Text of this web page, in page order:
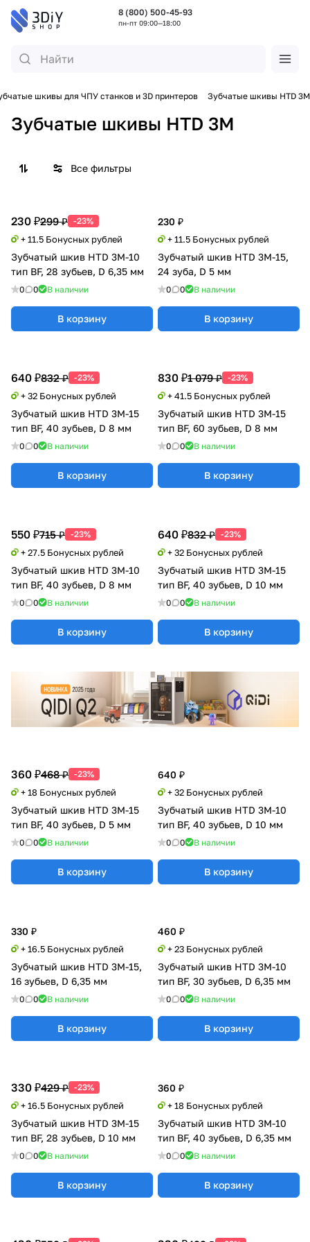
8 (800) 500-45-93
пн-пт 09:00—18:00
шкивы для ЧПУ станков и 3D принтеров Зубчатые шкивы HTD 3M
Зубчатые шкивы HTD 3M
Все фильтры
230 ₽299 ₽ -23%
+ 11.5 Бонусных рублей
Зубчатый шкив HTD 3M-10
тип BF, 28 зубьев, D 6,35 мм
0 0 В наличии
В корзину
230 ₽
+ 11.5 Бонусных рублей
Зубчатый шкив HTD 3M-15,
24 зуба, D 5 мм
0 0 В наличии
В корзину
640 ₽832 ₽ -23%
+ 32 Бонусных рублей
Зубчатый шкив HTD 3M-15
тип BF, 40 зубьев, D 8 мм
0 0 В наличии
В корзину
830 ₽1 079 ₽ -23%
+ 41.5 Бонусных рублей
Зубчатый шкив HTD 3M-15
тип BF, 60 зубьев, D 8 мм
0 0 В наличии
В корзину
550 ₽715 ₽ -23%
+ 27.5 Бонусных рублей
Зубчатый шкив HTD 3M-10
тип BF, 40 зубьев, D 8 мм
0 0 В наличии
В корзину
640 ₽832 ₽ -23%
+ 32 Бонусных рублей
Зубчатый шкив HTD 3M-15
тип BF, 40 зубьев, D 10 мм
0 0 В наличии
В корзину
360 ₽468 ₽ -23%
+ 18 Бонусных рублей
Зубчатый шкив HTD 3M-15
тип BF, 40 зубьев, D 5 мм
0 0 В наличии
В корзину
640 ₽
+ 32 Бонусных рублей
Зубчатый шкив HTD 3M-10
тип BF, 40 зубьев, D 10 мм
0 0 В наличии
В корзину
330 ₽
+ 16.5 Бонусных рублей
Зубчатый шкив HTD 3M-15,
16 зубьев, D 6,35 мм
0 0 В наличии
В корзину
460 ₽
+ 23 Бонусных рублей
Зубчатый шкив HTD 3M-10
тип BF, 30 зубьев, D 6,35 мм
0 0 В наличии
В корзину
330 ₽429 ₽ -23%
+ 16.5 Бонусных рублей
Зубчатый шкив HTD 3M-15
тип BF, 28 зубьев, D 10 мм
0 0 В наличии
В корзину
360 ₽
+ 18 Бонусных рублей
Зубчатый шкив HTD 3M-10
тип BF, 40 зубьев, D 6,35 мм
0 0 В наличии
В корзину